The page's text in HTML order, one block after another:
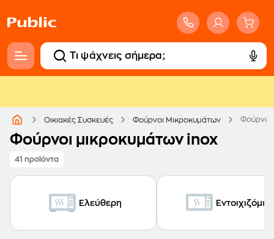
Οικιακές Συσκευές Φούρνοι Μικροκυμάτων Φούρνοι
Φούρνοι μικροκυμάτων inox
41 προϊόντα
Ελεύθερη